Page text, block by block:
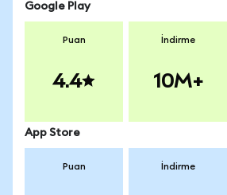
Google Play
Puan
4.4
İndirme
10M+
App Store
Puan İndirme